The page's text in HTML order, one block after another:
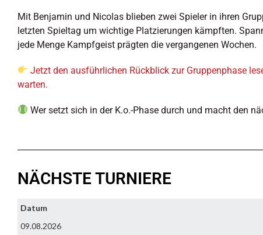
Mit Benjamin und Nicolas blieben zwei Spieler in ihren
letzten Spieltag um wichtige Platzierungen kämpften.
jede Menge Kampfgeist prägten die vergangenen Wochen.
Jetzt den ausführlichen Rückblick zur Gruppenphase
warten.
Wer setzt sich in der K.o.-Phase durch und macht den
NÄCHSTE TURNIERE
Datum
09.08.2026